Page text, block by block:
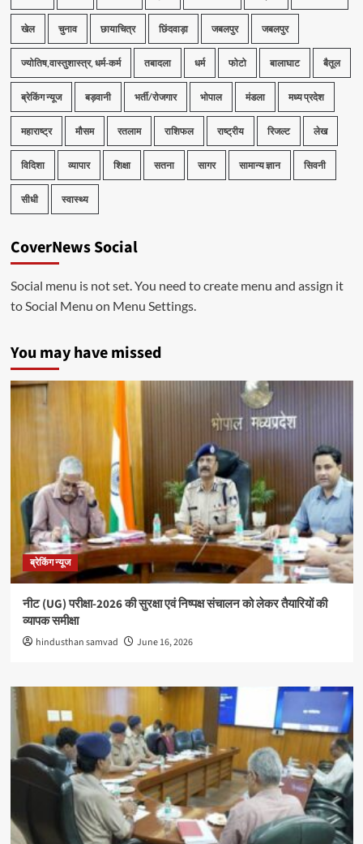
खेल चुनाव छायाचित्र छिंदवाड़ा जबलपुर जबलपुर
ज्योतिष,वास्तुशास्त्र, धर्म-कर्म तबादला धर्म फोटो बालाघाट बैतूल
ब्रेकिंग न्यूज बड़वानी भर्ती/रोजगार भोपाल मंडला मध्य प्रदेश
महाराष्ट्र मौसम रतलाम राशिफल राष्ट्रीय रिजल्ट लेख
विदिशा व्यापार शिक्षा सतना सागर सामान्य ज्ञान सिवनी
सीधी स्वास्थ्य
CoverNews Social
Social menu is not set. You need to create menu and assign it
to Social Menu on Menu Settings.
You may have missed
ब्रेकिंग न्यूज
नीट (UG) परीक्षा-2026 की सुरक्षा एवं निष्पक्ष संचालन को लेकर तैयारियों की
व्यापक समीक्षा
hindusthan samvad June 16, 2026